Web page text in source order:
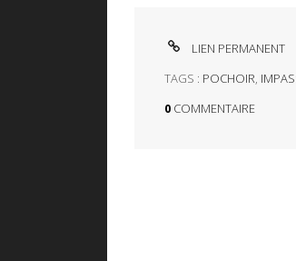
LIEN PERMANENT
TAGS : POCHOIR,
0 COMMENTAIRE